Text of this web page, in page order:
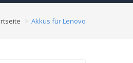
Akkus für Lenovo